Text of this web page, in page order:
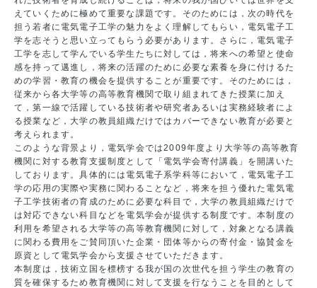
えていくために極めて重要な課題です。そのためには，次の時代を
担う若者に電気電子工学の魅力をよく理解してもらい，電気電子工
学を志そうと思い立ってもらう必要があります。さらに，電気電子
工学を志して学んでいる学生たちに対しては，将来への希望と使命
感を持って邁進し，将来の活躍のために必要な素養を身に付けるた
めの学習・教育の機会を提供することが重要です。そのためには，
従来から各大学等の高等教育機関で取り組まれてきた授業に加え
て，第一線で活躍している技術者や研究者あるいは実務経験者によ
る授業など，大学の教員組織だけではカバーできない教育が必要と
考えられます。
このような背景より，電気学会では2009年度より大学等の高等教育
機関に対する教育支援制度として「電気学会寄付講義」を開講いた
しております。具体的には電気電子系学科等において，電気電子工
学の応用の実際や実務に関わることなど，将来を担う優れた電気電
子工学技術者の育成のために必要な科目で，大学の教員組織だけで
は対応できない科目などを電気学会が提供する制度です。本制度の
利用を希望される大学等の高等教育機関に対して，対象となる講義
に関わる費用をご賛同頂いた企業・団体等からの寄付金・協賛金を
原資として電気学会から支援させていただきます。
本制度は，技術立国を標榜する我が国の次世代を担う学生の教育の
質を確保するため教育機関に対して支援を行なうことを目的として